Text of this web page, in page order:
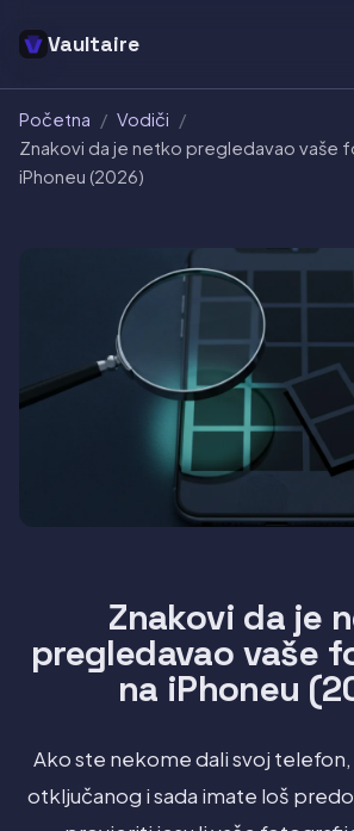
Vaultaire
Početna / Vodiči /
Znakovi da je netko pregledavao vaše
iPhoneu (2026)
Znakovi da je
pregledavao vaše
na iPhoneu
Ako ste nekome dali svoj telefon,
otključanog i sada imate loš